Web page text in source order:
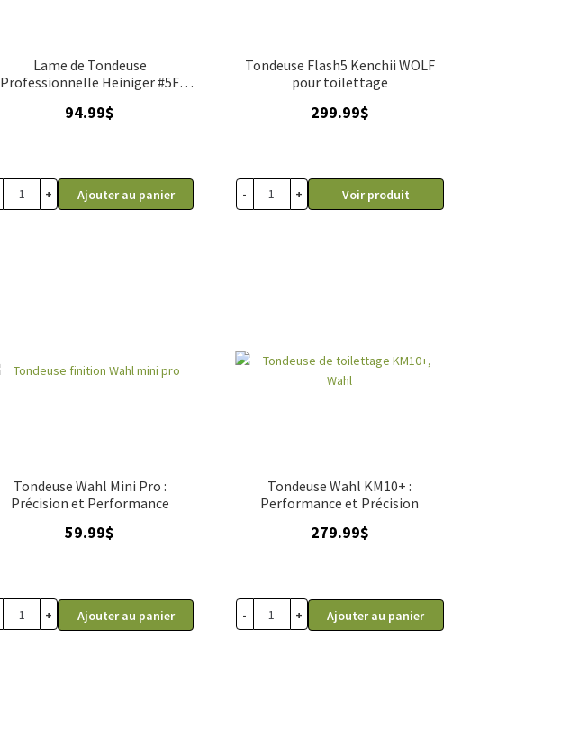
Lame de Tondeuse
Professionnelle Heiniger #5F
94.99$
+ Ajouter au panier
Tondeuse Flash5 Kenchii WOLF
pour toilettage
299.99$
- + Voir produit
Tondeuse Wahl Mini Pro :
Précision et Performance
59.99$
+ Ajouter au panier
Tondeuse Wahl KM10+ :
Performance et Précision
279.99$
- + Ajouter au panier